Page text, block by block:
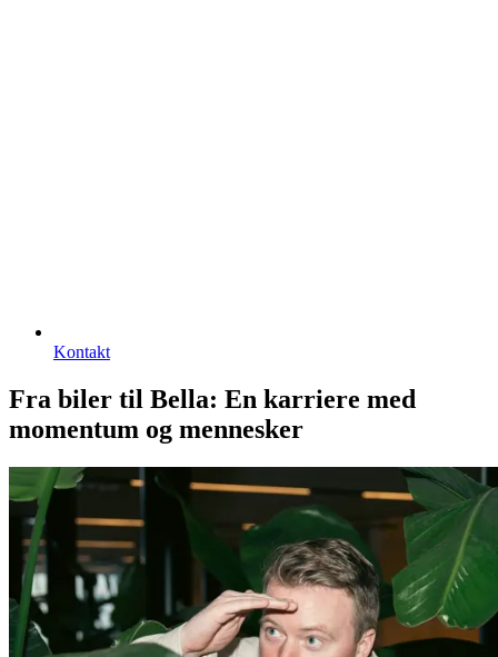
Kontakt
Fra biler til Bella: En karriere med
momentum og mennesker